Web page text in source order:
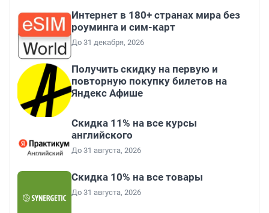
Интернет в 180+ странах мира без
роуминга и сим-карт
До 31 декабря, 2026
Получить скидку на первую и
повторную покупку билетов на
Яндекс Афише
Скидка 11% на все курсы
английского
До 31 августа, 2026
Скидка 10% на все товары
До 31 августа, 2026